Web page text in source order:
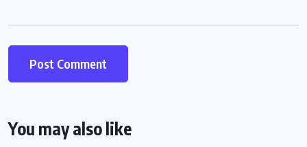
You may also like